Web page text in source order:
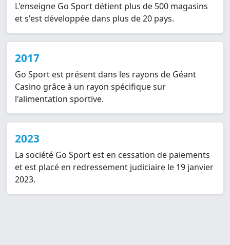
L'enseigne Go Sport détient plus de 500 magasins
et s'est développée dans plus de 20 pays.
2017
Go Sport est présent dans les rayons de Géant
Casino grâce à un rayon spécifique sur
l'alimentation sportive.
2023
La société Go Sport est en cessation de paiements
et est placé en redressement judiciaire le 19 janvier
2023.